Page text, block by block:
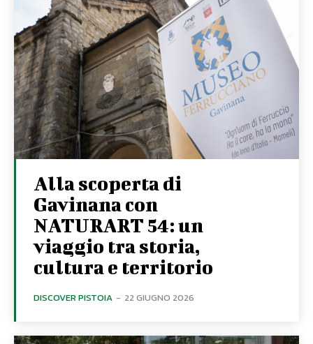
Alla scoperta di
Gavinana con
NATURART 54: un
viaggio tra storia,
cultura e territorio
DISCOVER PISTOIA - 22 GIUGNO 2026